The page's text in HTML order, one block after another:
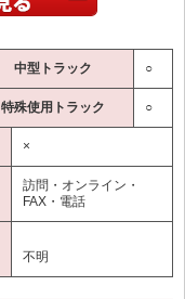
中型トラック ○
特殊使用トラック ○
×
訪問・オンライン・
FAX・電話
不明